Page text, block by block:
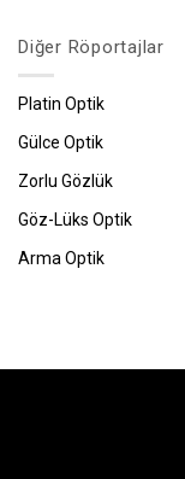
Diğer Röportajlar
Platin Optik
Gülce Optik
Zorlu Gözlük
Göz-Lüks Optik
Arma Optik